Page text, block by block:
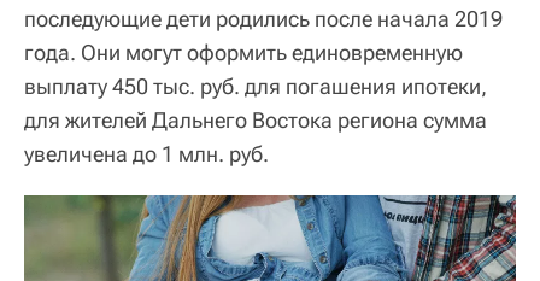
последующие дети родились после начала 2019
года. Они могут оформить единовременную
выплату 450 тыс. руб. для погашения ипотеки,
для жителей Дальнего Востока региона сумма
увеличена до 1 млн. руб.